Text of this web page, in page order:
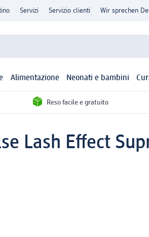
Servizi Servizio clienti Wir sprechen
Alimentazione Neonati e bambini
Reso facile e gratuito
Lash Effect